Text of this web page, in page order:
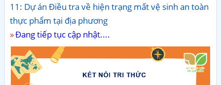
11: Dự án Điều tra về hiện trạng mất vệ sinh an toàn
thực phẩm tại địa phương
Đang tiếp tục cập nhật....